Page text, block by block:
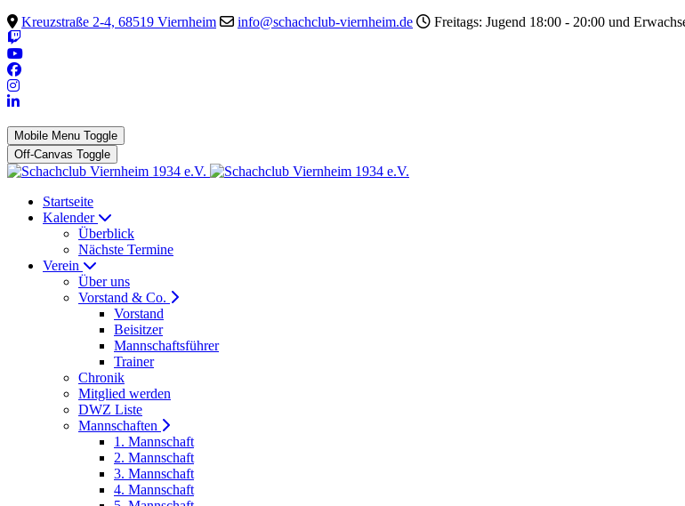
Kreuzstraße 2-4, 68519 Viernheim
info@schachclub-viernheim.de Freitags: Jugend 18:00 - 20:00 und
Mobile Menu Toggle
Off-Canvas Toggle
Startseite
Kalender
Überblick
Nächste Termine
Verein
Über uns
Vorstand & Co.
Vorstand
Beisitzer
Mannschaftsführer
Trainer
Chronik
Mitglied werden
DWZ Liste
Mannschaften
1. Mannschaft
2. Mannschaft
3. Mannschaft
4. Mannschaft